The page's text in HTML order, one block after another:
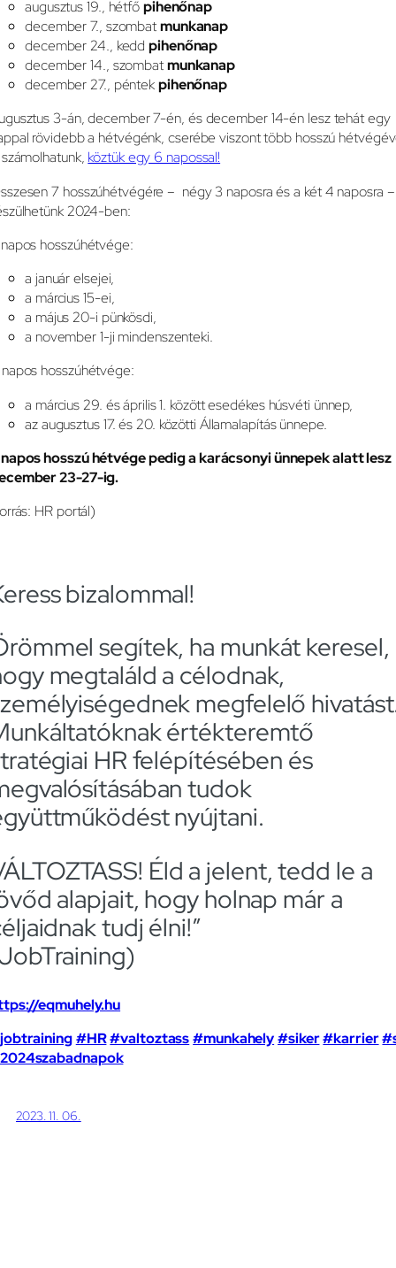
augusztus 19., hétfőpihenőnap
december 7., szombatmunkanap
december 24., keddpihenőnap
december 14., szombatmunkanap
december 27., péntekpihenőnap
3-án, december 7-én, és december 14-én lesz tehát egy
rövidebb a hétvégénk, cserébe viszont több hosszú
köztük egy 6 napossal!
7 hosszúhétvégére – négy 3 naposra és a két 4 naposra –
2024-ben:
hosszúhétvége:
a január elsejei,
a március 15-ei,
a május 20-i pünkösdi,
a november 1-ji mindenszenteki.
hosszúhétvége:
a március 29. és április 1. között esedékes húsvéti ünnep,
az augusztus 17. és 20. közötti Államalapítás ünnepe.
hosszú hétvége pedig a karácsonyi ünnepek alatt lesz
23-27-ig.
HR portál)
bizalommal!
segítek, ha munkát keresel,
megtaláld a célodnak,
megfelelő
értékteremtő
HR felépítésében és
tudok
nyújtani.
Éld a jelent, tedd le a
alapjait, hogy holnap már a
tudj élni!”
eqmuhely.hu
#HR#valtoztass#munkahely#siker#karrier
2023. 11. 06.